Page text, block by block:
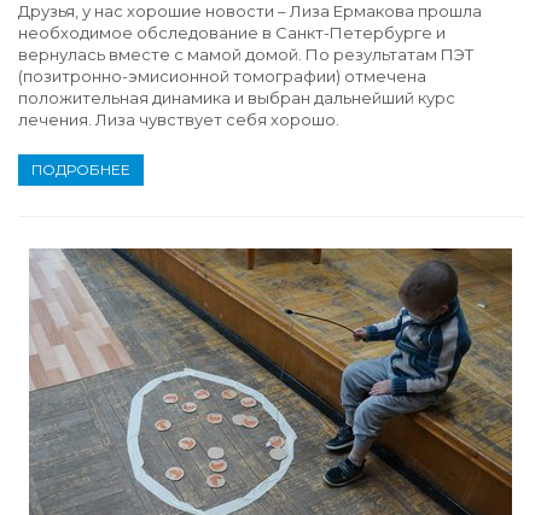
Друзья, у нас хорошие новости – Лиза Ермакова прошла
необходимое обследование в Санкт-Петербурге и
вернулась вместе с мамой домой. По результатам ПЭТ
(позитронно-эмисионной томографии) отмечена
положительная динамика и выбран дальнейший курс
лечения. Лиза чувствует себя хорошо.
ПОДРОБНЕЕ